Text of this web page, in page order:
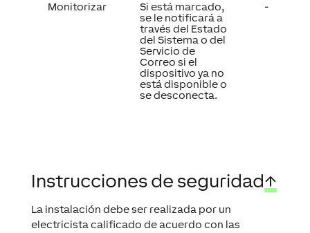
Monitorizar
Si está marcado,
se le notificará a
través del Estado
del Sistema o del
Servicio de
Correo si el
dispositivo ya no
está disponible o
se desconecta.
-
Instrucciones de seguridad↑
La instalación debe ser realizada por un
electricista calificado de acuerdo con las